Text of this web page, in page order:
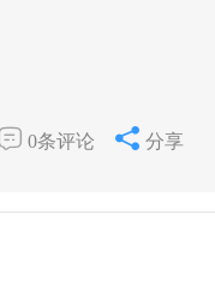
0条评论 分享